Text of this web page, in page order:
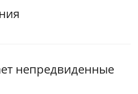
непредвиденные